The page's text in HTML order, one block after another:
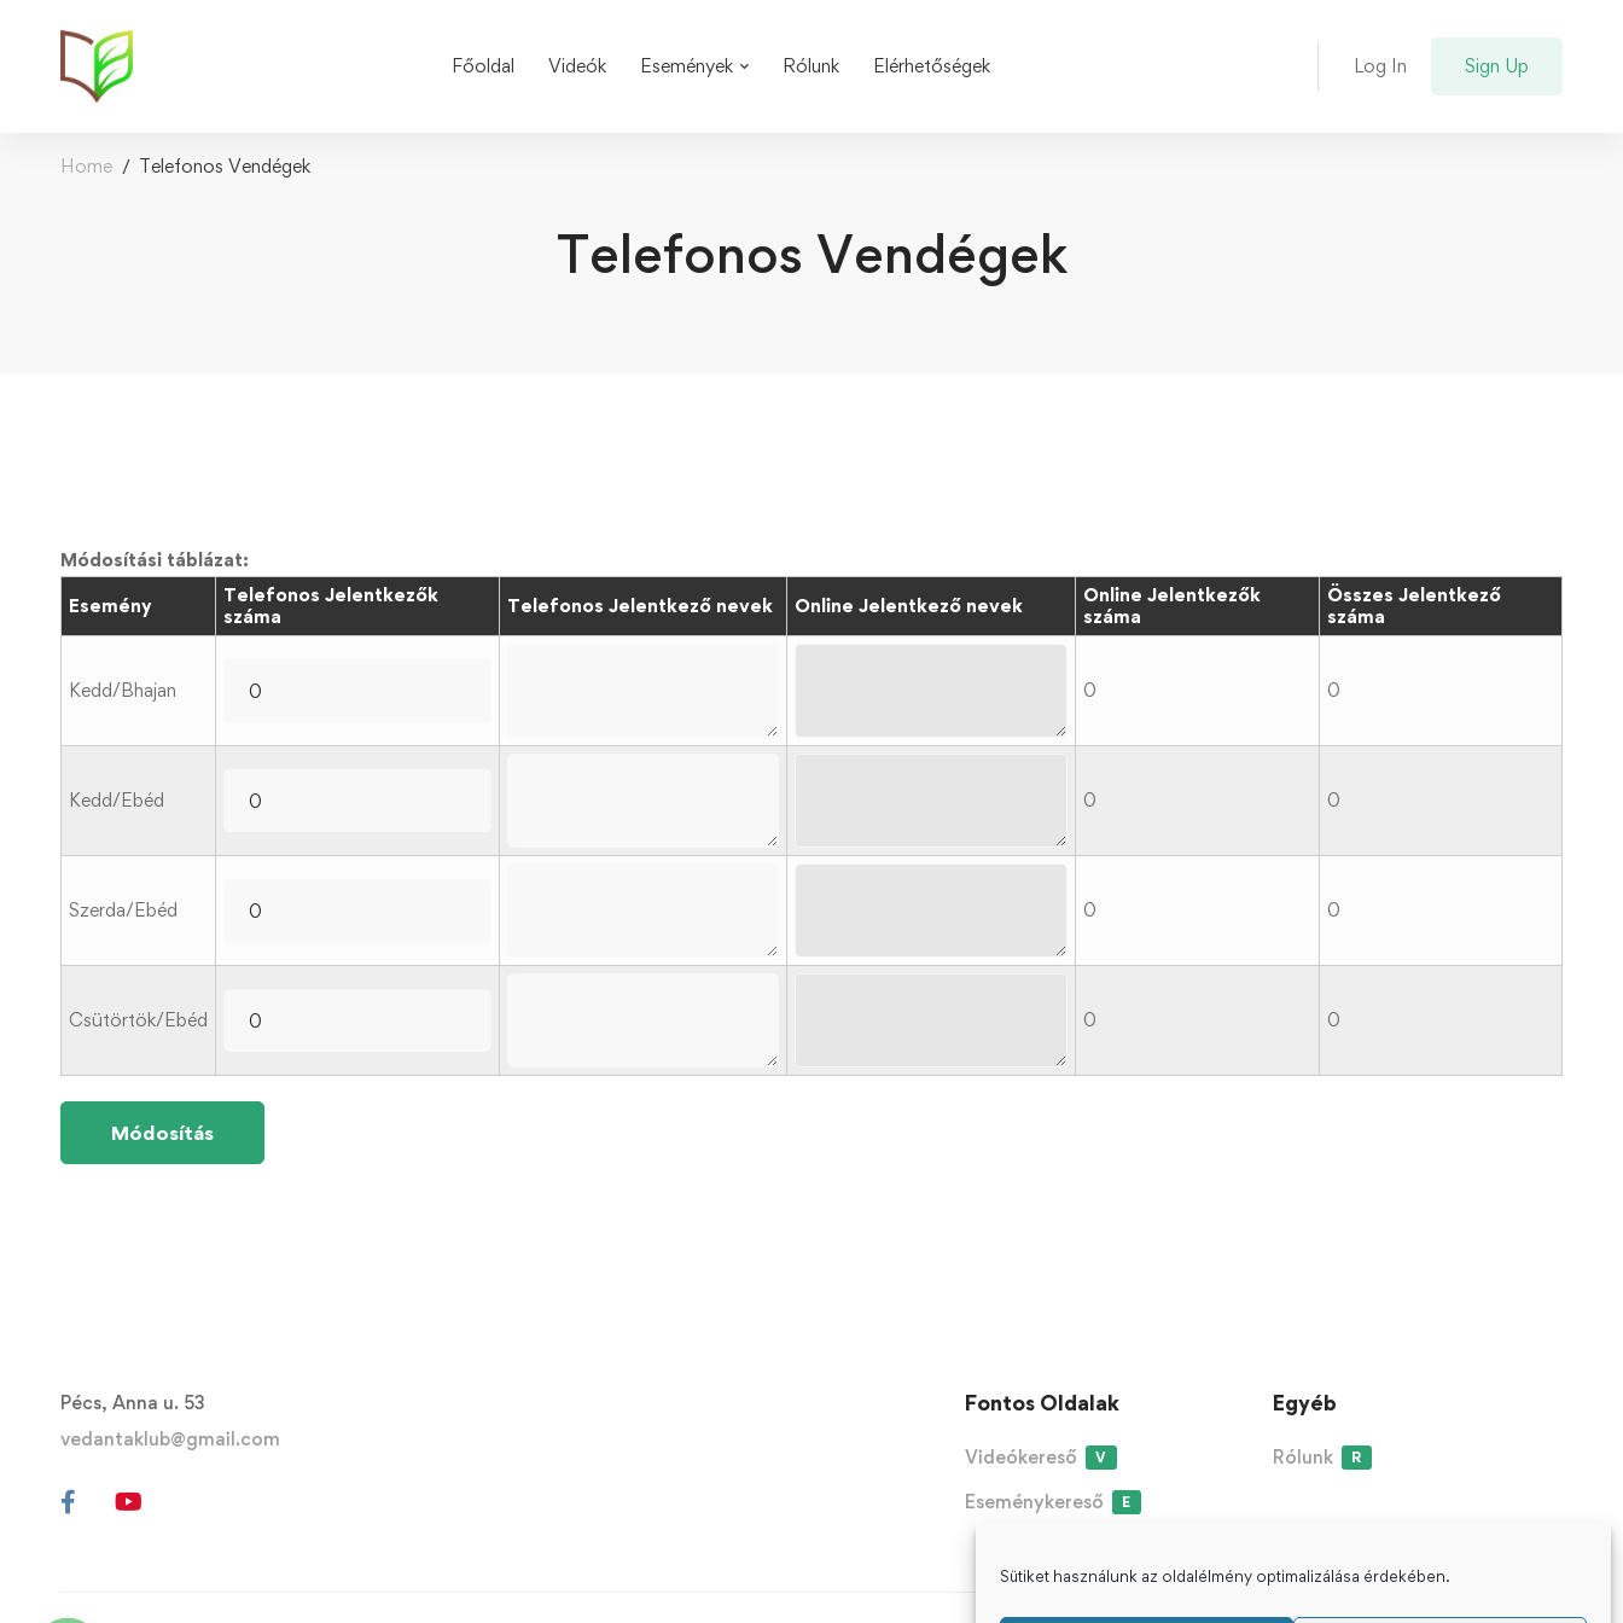
Sütiket használunk az oldalélmény optimalizálása érdekében.
Főoldal Videók Események Rólunk Elérhetőségek Log In Sign Up
Home Telefonos Vendégek
Telefonos Vendégek
Módosítási táblázat:
Esemény
Telefonos Jelentkezők
száma
Telefonos Jelentkező nevek Online Jelentkező nevek
Online Jelentkezők
száma
Összes Jelentkező
száma
Kedd/Bhajan 0 0
Kedd/Ebéd 0 0
Szerda/Ebéd 0 0
Csütörtök/Ebéd 0 0
Pécs, Anna u. 53
vedantaklub@gmail.com
Fontos Oldalak
Videókereső V
Eseménykereső E
Egyéb
Rólunk R